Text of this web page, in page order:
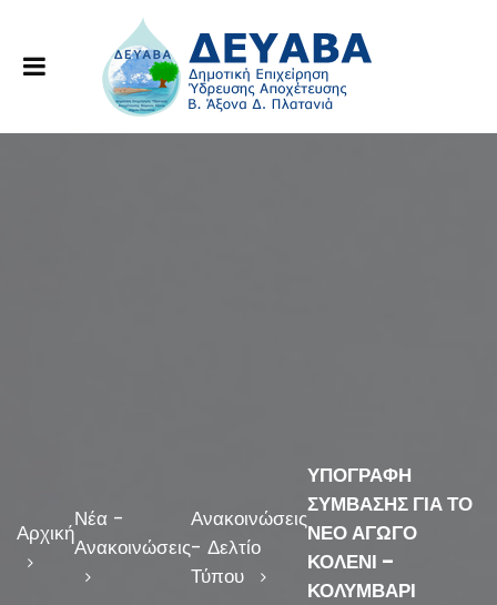
Αρχική
Νέα -
Ανακοινώσεις
Ανακοινώσεις
- Δελτίο
Τύπου
ΥΠΟΓΡΑΦΗ
ΣΥΜΒΑΣΗΣ ΓΙΑ ΤΟ
ΝΕΟ ΑΓΩΓΟ
ΚΟΛΕΝΙ –
ΚΟΛΥΜΒΑΡΙ